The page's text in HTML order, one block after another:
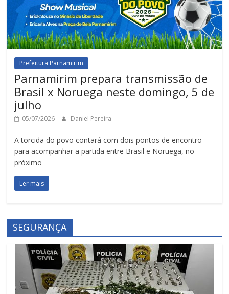
Prefeitura Parnamirim
Parnamirim prepara transmissão de
Brasil x Noruega neste domingo, 5 de
julho
05/07/2026 Daniel Pereira
A torcida do povo contará com dois pontos de encontro
para acompanhar a partida entre Brasil e Noruega, no
próximo
Ler mais
SEGURANÇA